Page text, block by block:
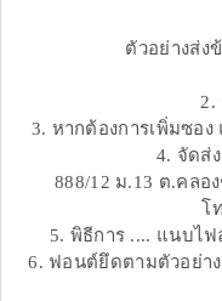
ตัวอย่างส่ง
2.
3. หากต้องการเพิ่มซอ
4. จัดส่
888/12 ม.13 ต.คลอ
โ
5. พิธีการ .... แนบไ
6. ฟอนต์ยึดตามตัวอย่า